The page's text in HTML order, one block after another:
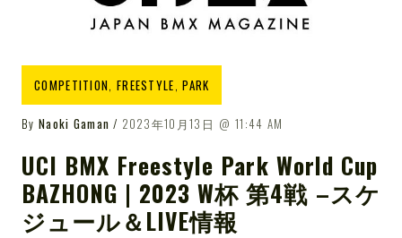
81BMX JAPAN BMX MAGAZINE
COMPETITION, FREESTYLE,PARK
By Naoki Gaman 2023年10月13日 11:44 AM
UCI BMX Freestyle Park World Cup
BAZHONG | 2023 W杯 第4戦 –スケ
ジュール＆LIVE情報